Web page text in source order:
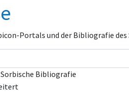
Portals und der Bibliografie
Sorbische Bibliografie